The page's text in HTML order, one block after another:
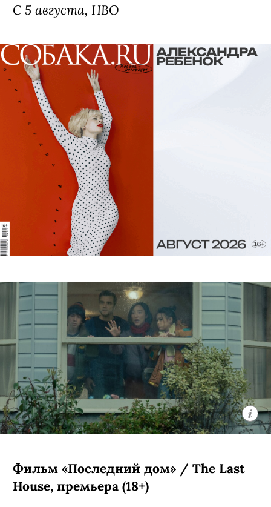
С 5 августа, HBO
Фильм «Последний дом» / The Last
House, премьера (18+)